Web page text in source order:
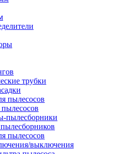
трубки
пылесосов
пылесборники
пылесосов
выключения